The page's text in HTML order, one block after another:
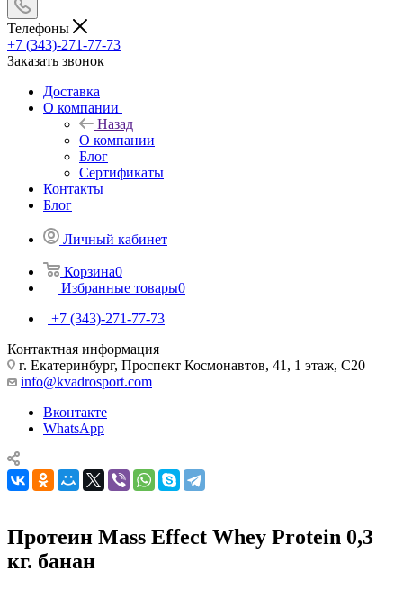
Телефоны
+7 (343)-271-77-73
Заказать звонок
Доставка
О компании
Назад
О компании
Блог
Сертификаты
Контакты
Блог
Личный кабинет
Корзина0
Избранные товары0
+7 (343)-271-77-73
Контактная информация
г. Екатеринбург, Проспект Космонавтов, 41, 1 этаж, С20
info@kvadrosport.com
Вконтакте
WhatsApp
Протеин Mass Effect Whey Protein 0,3
кг. банан